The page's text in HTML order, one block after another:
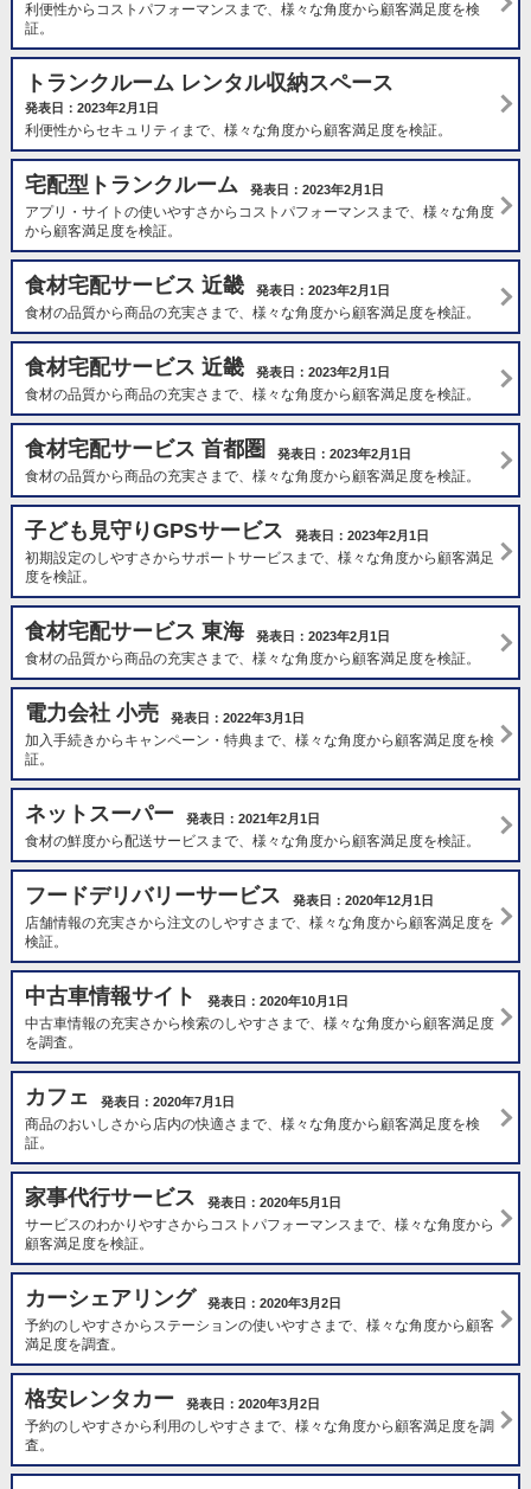
利便性からコストパフォーマンスまで、様々な角度から顧客満足度を検
証。
トランクルーム レンタル収納スペース
発表日：2023年2月1日
利便性からセキュリティまで、様々な角度から顧客満足度を検証。
宅配型トランクルーム 発表日：2023年2月1日
アプリ・サイトの使いやすさからコストパフォーマンスまで、様々な角度
から顧客満足度を検証。
食材宅配サービス 近畿 発表日：2023年2月1日
食材の品質から商品の充実さまで、様々な角度から顧客満足度を検証。
食材宅配サービス 近畿 発表日：2023年2月1日
食材の品質から商品の充実さまで、様々な角度から顧客満足度を検証。
食材宅配サービス 首都圏 発表日：2023年2月1日
食材の品質から商品の充実さまで、様々な角度から顧客満足度を検証。
子ども見守りGPSサービス 発表日：2023年2月1日
初期設定のしやすさからサポートサービスまで、様々な角度から顧客満足
度を検証。
食材宅配サービス 東海 発表日：2023年2月1日
食材の品質から商品の充実さまで、様々な角度から顧客満足度を検証。
電力会社 小売 発表日：2022年3月1日
加入手続きからキャンペーン・特典まで、様々な角度から顧客満足度を検
証。
ネットスーパー 発表日：2021年2月1日
食材の鮮度から配送サービスまで、様々な角度から顧客満足度を検証。
フードデリバリーサービス 発表日：2020年12月1日
店舗情報の充実さから注文のしやすさまで、様々な角度から顧客満足度を
検証。
中古車情報サイト 発表日：2020年10月1日
中古車情報の充実さから検索のしやすさまで、様々な角度から顧客満足度
を調査。
カフェ 発表日：2020年7月1日
商品のおいしさから店内の快適さまで、様々な角度から顧客満足度を検
証。
家事代行サービス 発表日：2020年5月1日
サービスのわかりやすさからコストパフォーマンスまで、様々な角度から
顧客満足度を検証。
カーシェアリング 発表日：2020年3月2日
予約のしやすさからステーションの使いやすさまで、様々な角度から顧客
満足度を調査。
格安レンタカー 発表日：2020年3月2日
予約のしやすさから利用のしやすさまで、様々な角度から顧客満足度を調
査。